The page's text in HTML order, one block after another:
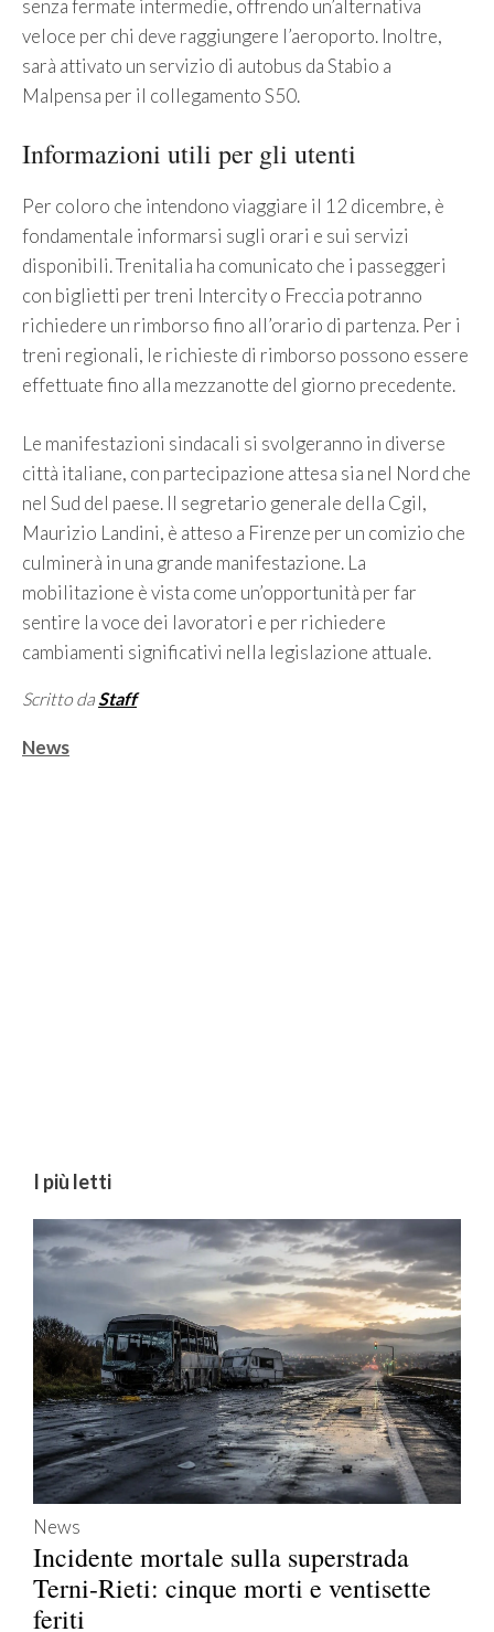
senza fermate intermedie, offrendo un’alternativa
veloce per chi deve raggiungere l’aeroporto. Inoltre,
sarà attivato un servizio di autobus da Stabio a
Malpensa per il collegamento S50.
Informazioni utili per gli utenti
Per coloro che intendono viaggiare il 12 dicembre, è
fondamentale informarsi sugli orari e sui servizi
disponibili. Trenitalia ha comunicato che i passeggeri
con biglietti per treni Intercity o Freccia potranno
richiedere un rimborso fino all’orario di partenza. Per i
treni regionali, le richieste di rimborso possono essere
effettuate fino alla mezzanotte del giorno precedente.
Le manifestazioni sindacali si svolgeranno in diverse
città italiane, con partecipazione attesa sia nel Nord che
nel Sud del paese. Il segretario generale della Cgil,
Maurizio Landini, è atteso a Firenze per un comizio che
culminerà in una grande manifestazione. La
mobilitazione è vista come un’opportunità per far
sentire la voce dei lavoratori e per richiedere
cambiamenti significativi nella legislazione attuale.
Scritto da Staff
Categorie
News
I più letti
News
Incidente mortale sulla superstrada
Terni-Rieti: cinque morti e ventisette
feriti